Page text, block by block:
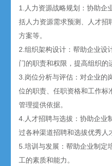
1.人力资源战略规划：协助企
括人力资源需求预测、人才招
方案等。
2.组织架构设计：帮助企业设
门的职责和权限，提高组织的
3.岗位分析与评估：对企业的
位的职责、任职资格和工作标
管理提供依据。
4.人才招聘与选拔：协助企业
过各种渠道招聘和选拔优秀人
5.培训与发展：帮助企业制定
工的素质和能力。